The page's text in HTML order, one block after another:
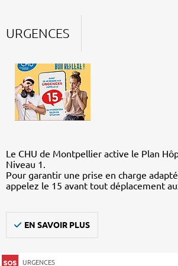
URGENCES
Le CHU de Montpellier active le Plan
Niveau 1.
Pour garantir une prise en charge
appelez le 15 avant tout déplacement
EN SAVOIR PLUS
URGENCES